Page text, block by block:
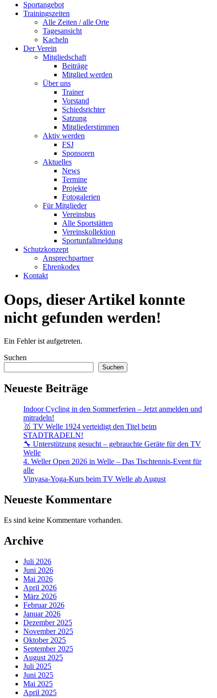
Sportangebot
Trainingszeiten
Alle Zeiten / alle Orte
Tagesansicht
Kacheln
Der Verein
Mitgliedschaft
Beiträge
Mitglied werden
Über uns
Trainer
Vorstand
Schiedsrichter
Satzung
Mitgliederstimmen
Aktiv werden
FSJ
Sponsoren
Aktuelles
News
Termine
Projekte
Fotogalerien
Für Mitglieder
Vereinsbus
Alle Sportstätten
Vereinskollektion
Sportunfallmeldung
Schutzkonzept
Ansprechpartner
Ehrenkodex
Kontakt
Oops, dieser Artikel konnte
nicht gefunden werden!
Ein Fehler ist aufgetreten.
Suchen
Suchen
Neueste Beiträge
Indoor Cycling in den Sommerferien – Jetzt anmelden und
mitradeln!
🥇 TV Welle 1924 verteidigt den Titel beim
STADTRADELN!
🔧 Unterstützung gesucht – gebrauchte Geräte für den TV
Welle
4. Weller Open 2026 in Welle – Das Tischtennis-Event für
alle
Vinyasa-Yoga-Kurs beim TV Welle ab August
Neueste Kommentare
Es sind keine Kommentare vorhanden.
Archive
Juli 2026
Juni 2026
Mai 2026
April 2026
März 2026
Februar 2026
Januar 2026
Dezember 2025
November 2025
Oktober 2025
September 2025
August 2025
Juli 2025
Juni 2025
Mai 2025
April 2025